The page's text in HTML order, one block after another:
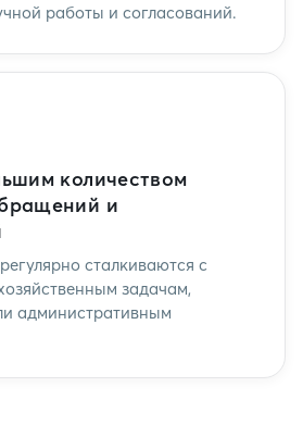
работы и согласований.
количеством
и
сталкиваются с
задачам,
административным